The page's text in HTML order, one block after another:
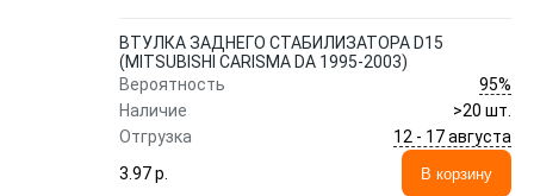
ВТУЛКА ЗАДНЕГО СТАБИЛИЗАТОРА D15
(MITSUBISHI CARISMA DA 1995-2003)
Вероятность
95%
Наличие
>20 шт.
Отгрузка
12 - 17 августа
3.97 p.
В корзину